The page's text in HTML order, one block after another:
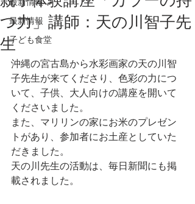
最新情報
子ども食堂
つ力」講師：天の川智子先
生
沖縄の宮古島から水彩画家の天の川智
子先生が来てくださり、色彩の力につ
いて、子供、大人向けの講座を開いて
くださいました。
また、マリリンの家にお米のプレゼン
トがあり、参加者にお土産としていた
だきました。
天の川先生の活動は、毎日新聞にも掲
載されました。